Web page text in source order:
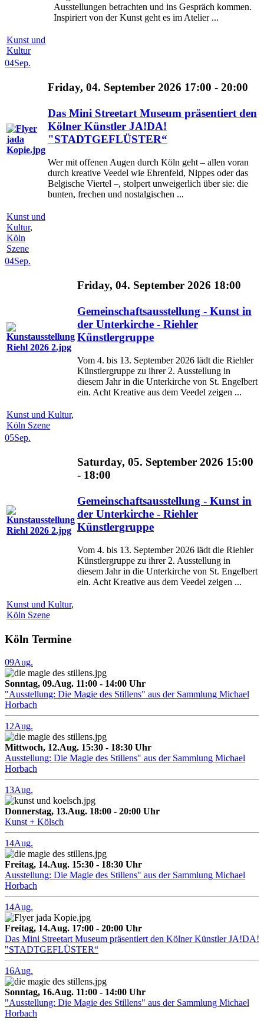
Ausstellungen betrachten und ins Gespräch kommen.
Inspiriert von der Kunst geht es im Atelier ...
Kunst und
Kultur
04Sep.
Friday, 04. September 2026 17:00 - 20:00
Das Mini Streetart Museum präsentiert den
Kölner Künstler JA!DA!
"STADTGEFLÜSTER“
Wer mit offenen Augen durch Köln geht – allen voran
durch kreative Veedel wie Ehrenfeld, Nippes oder das
Belgische Viertel –, stolpert unweigerlich über sie: die
bunten, frechen und nostalgischen ...
Kunst und
Kultur,
Köln
Szene
04Sep.
Friday, 04. September 2026 18:00
Gemeinschaftsausstellung - Kunst in
der Unterkirche - Riehler
Künstlergruppe
Vom 4. bis 13. September 2026 lädt die Riehler
Künstlergruppe zu ihrer 2. Ausstellung in
diesem Jahr in die Unterkirche von St. Engelbert
ein. Acht Kreative aus dem Veedel zeigen ...
Kunst und Kultur,
Köln Szene
05Sep.
Saturday, 05. September 2026 15:00
- 18:00
Gemeinschaftsausstellung - Kunst in
der Unterkirche - Riehler
Künstlergruppe
Vom 4. bis 13. September 2026 lädt die Riehler
Künstlergruppe zu ihrer 2. Ausstellung in
diesem Jahr in die Unterkirche von St. Engelbert
ein. Acht Kreative aus dem Veedel zeigen ...
Kunst und Kultur,
Köln Szene
Köln Termine
09Aug.
Sonntag, 09.Aug. 11:00 - 14:00 Uhr
"Ausstellung: Die Magie des Stillens" aus der Sammlung Michael
Horbach
12Aug.
Mittwoch, 12.Aug. 15:30 - 18:30 Uhr
Ausstellung: Die Magie des Stillens" aus der Sammlung Michael
Horbach
13Aug.
Donnerstag, 13.Aug. 18:00 - 20:00 Uhr
Kunst + Kölsch
14Aug.
Freitag, 14.Aug. 15:30 - 18:30 Uhr
Ausstellung: Die Magie des Stillens" aus der Sammlung Michael
Horbach
14Aug.
Freitag, 14.Aug. 17:00 - 20:00 Uhr
Das Mini Streetart Museum präsentiert den Kölner Künstler JA!DA!
"STADTGEFLÜSTER“
16Aug.
Sonntag, 16.Aug. 11:00 - 14:00 Uhr
"Ausstellung: Die Magie des Stillens" aus der Sammlung Michael
Horbach